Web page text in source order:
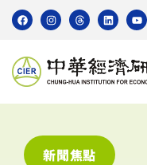
新聞焦點